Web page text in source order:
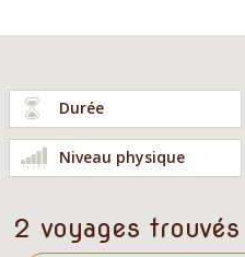
Durée
Niveau physique
2 voyages trouvés